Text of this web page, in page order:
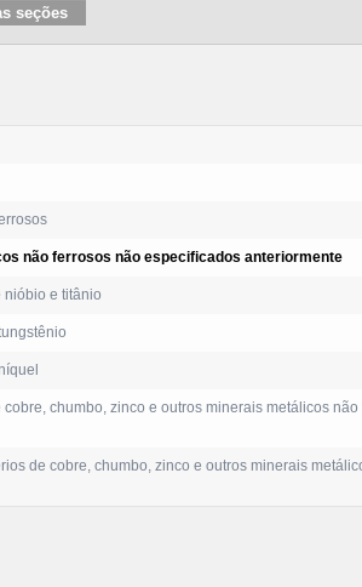
não ferrosos não especificados anteriormente
nióbio e titânio
cobre, chumbo, zinco e outros minerais metálicos
de cobre, chumbo, zinco e outros minerais